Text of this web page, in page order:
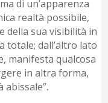
di un’apparenza
realtà possibile,
della sua visibilità in
totale; dall’altro lato
manifesta qualcosa
in altra forma,